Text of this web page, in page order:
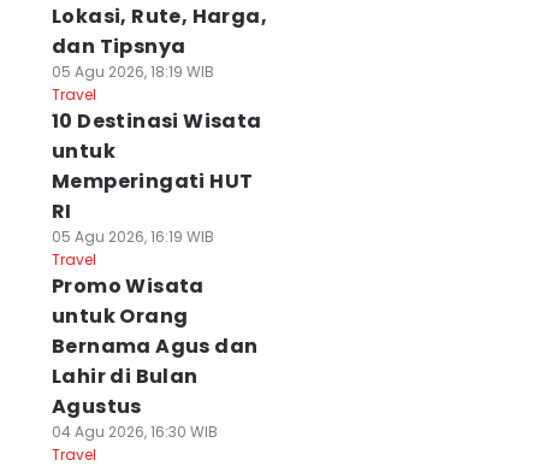
Lokasi, Rute, Harga,
dan Tipsnya
05 Agu 2026, 18:19 WIB
Travel
10 Destinasi Wisata
untuk
Memperingati HUT
RI
05 Agu 2026, 16:19 WIB
Travel
Promo Wisata
untuk Orang
Bernama Agus dan
Lahir di Bulan
Agustus
04 Agu 2026, 16:30 WIB
Travel